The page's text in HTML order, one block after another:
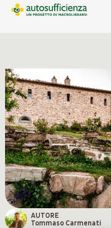
AUTORE
Tommaso Carmenati